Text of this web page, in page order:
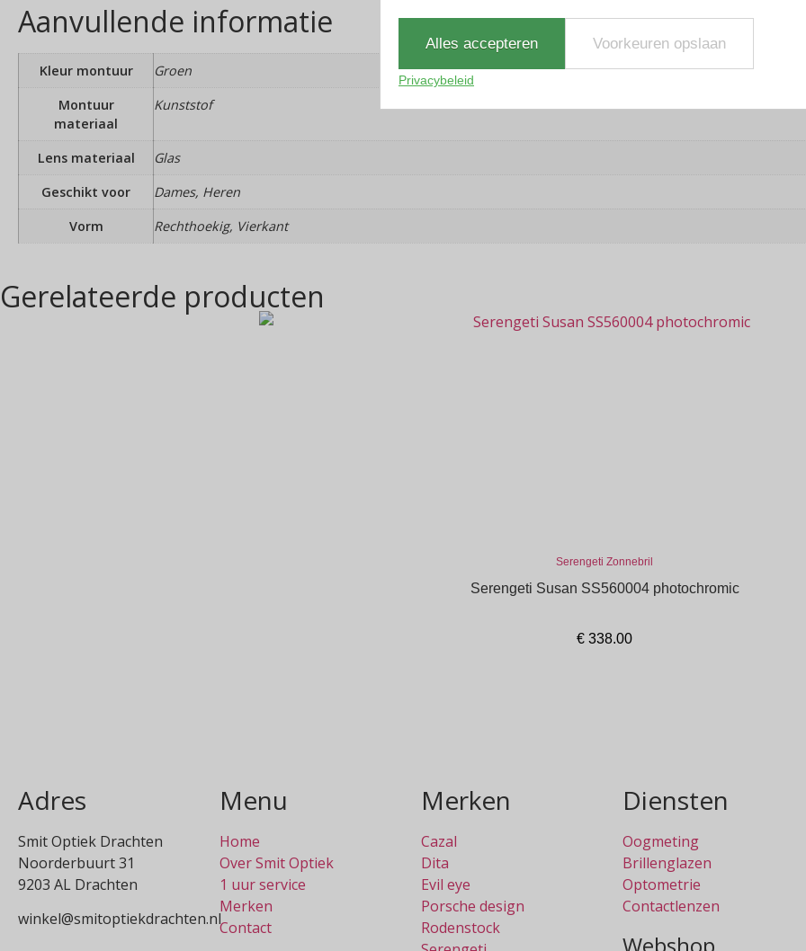
Aanvullende informatie
Kleur montuur
Groen
Montuur
materiaal
Kunststof
Lens materiaal
Glas
Geschikt voor
Dames, Heren
Vorm
Rechthoekig, Vierkant
Gerelateerde producten
Serengeti Zonnebril
Serengeti Susan SS560004 photochromic
€ 338.00
Adres
Smit Optiek Drachten
Noorderbuurt 31
9203 AL Drachten
winkel@smitoptiekdrachten.nl
Menu
Home
Over Smit Optiek
1 uur service
Merken
Contact
Merken
Cazal
Dita
Evil eye
Porsche design
Rodenstock
Diensten
Oogmeting
Brillenglazen
Optometrie
Contactlenzen
Alles accepteren Voorkeuren opslaan
Privacybeleid